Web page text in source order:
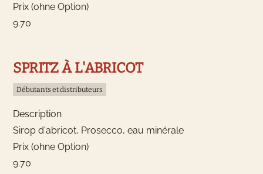
Prix (ohne Option)
9.70
SPRITZ À L'ABRICOT
Débutants et distributeurs
Description
Sirop d'abricot, Prosecco, eau minérale
Prix (ohne Option)
9.70